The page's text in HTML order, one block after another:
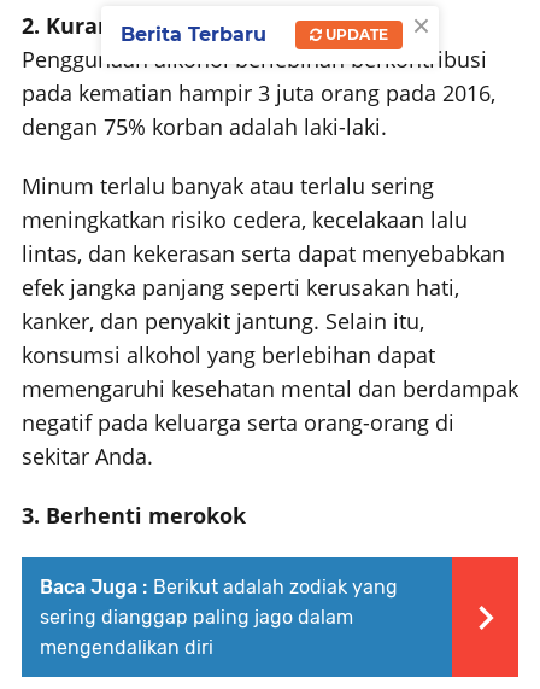
2. Kurangi konsumsi alkohol
Penggunaan alkohol berlebihan berkontribusi
pada kematian hampir 3 juta orang pada 2016,
dengan 75% korban adalah laki-laki.
Minum terlalu banyak atau terlalu sering
meningkatkan risiko cedera, kecelakaan lalu
lintas, dan kekerasan serta dapat menyebabkan
efek jangka panjang seperti kerusakan hati,
kanker, dan penyakit jantung. Selain itu,
konsumsi alkohol yang berlebihan dapat
memengaruhi kesehatan mental dan berdampak
negatif pada keluarga serta orang-orang di
sekitar Anda.
3. Berhenti merokok
Baca Juga : Berikut adalah zodiak yang
sering dianggap paling jago dalam
mengendalikan diri
×
Berita Terbaru UPDATE